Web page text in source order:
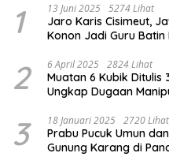
1 13 Juni 2025 5274 Lihat
Jaro Karis Cisimeut,
Konon Jadi Guru Batin
2 6 April 2025 2824 Lihat
Muatan 6 Kubik Ditulis
Ungkap Dugaan
3 18 Januari 2025 2720 Lihat
Prabu Pucuk Umun
Gunung Karang di